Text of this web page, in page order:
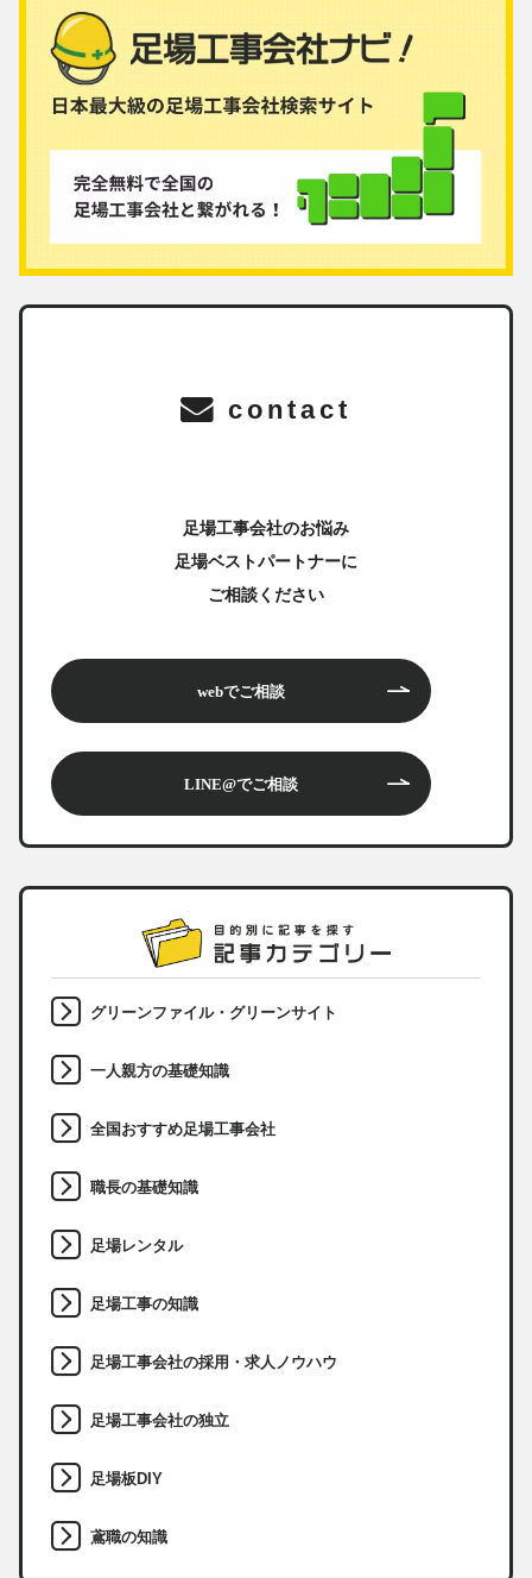
contact
足場工事会社のお悩み
足場ベストパートナーに
ご相談ください
webでご相談
LINE@でご相談
グリーンファイル・グリーンサイト
一人親方の基礎知識
全国おすすめ足場工事会社
職長の基礎知識
足場レンタル
足場工事の知識
足場工事会社の採用・求人ノウハウ
足場工事会社の独立
足場板DIY
鳶職の知識